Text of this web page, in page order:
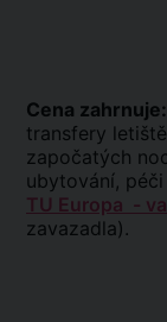
Cena zahrnuje:
transfery
započatých
ubytování,
TU Europa -
zavazadla).